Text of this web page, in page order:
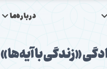
درباره‌ما
«زندگی با